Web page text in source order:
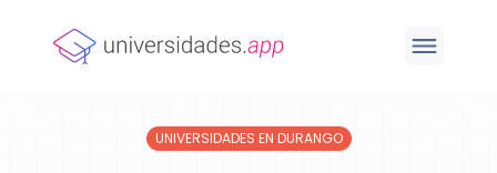
UNIVERSIDADES EN DURANGO